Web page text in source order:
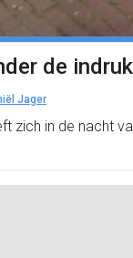
de
Jager
zich in de nacht